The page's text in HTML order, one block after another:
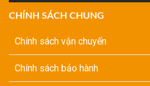
CHÍNH SÁCH CHUNG
Chính sách vận chuyển
Chính sách bảo hành